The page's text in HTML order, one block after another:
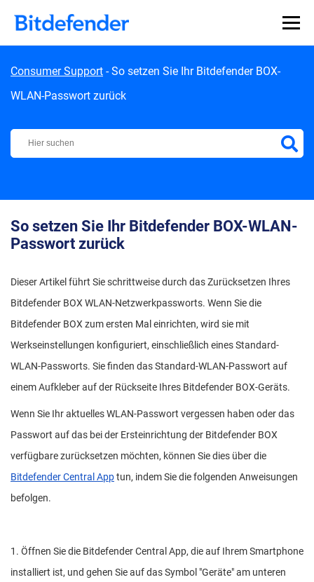
Consumer Support -So setzen Sie Ihr Bitdefender BOX-
WLAN-Passwort zurück
Bitdefender Support Center
So setzen Sie Ihr Bitdefender BOX-WLAN-
Passwort zurück
Dieser Artikel führt Sie schrittweise durch das Zurücksetzen Ihres
Bitdefender BOX WLAN-Netzwerkpassworts. Wenn Sie die
Bitdefender BOX zum ersten Mal einrichten, wird sie mit
Werkseinstellungen konfiguriert, einschließlich eines Standard-
WLAN-Passworts. Sie finden das Standard-WLAN-Passwort auf
einem Aufkleber auf der Rückseite Ihres Bitdefender BOX-Geräts.
Wenn Sie Ihr aktuelles WLAN-Passwort vergessen haben oder das
Passwort auf das bei der Ersteinrichtung der Bitdefender BOX
verfügbare zurücksetzen möchten, können Sie dies über die
Bitdefender Central Apptun, indem Sie die folgenden Anweisungen
befolgen.
1. Öffnen Sie die Bitdefender Central App, die auf Ihrem Smartphone
installiert ist, und gehen Sie auf das Symbol "Geräte" am unteren